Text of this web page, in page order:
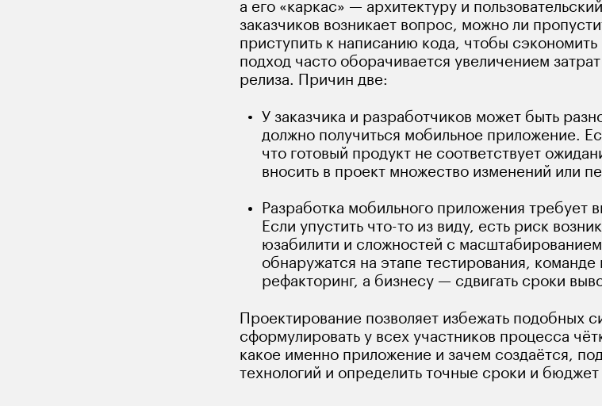
а его «каркас» — архитектуру и
заказчиков возникает вопрос, можно ли
приступить к написанию кода, чтобы
подход часто оборачивается увеличением
релиза. Причин две:
У заказчика и разработчиков может быть
должно получиться мобильное приложение.
что готовый продукт не соответствует
вносить в проект множество изменений или
Разработка мобильного приложения требует
Если упустить что-то из виду, есть риск
юзабилити и сложностей с
обнаружатся на этапе тестирования,
рефакторинг, а бизнесу — сдвигать сроки
Проектирование позволяет избежать подобных
сформулировать у всех участников процесса
какое именно приложение и зачем создаётся,
технологий и определить точные сроки и бюджет